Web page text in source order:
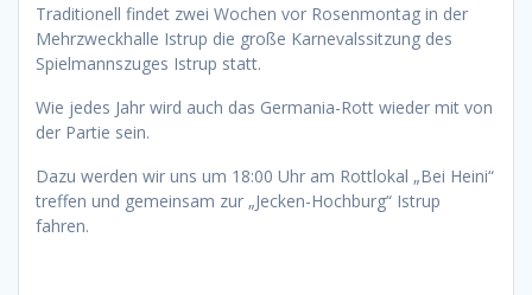
Traditionell findet zwei Wochen vor Rosenmontag in der
Mehrzweckhalle Istrup die große Karnevalssitzung des
Spielmannszuges Istrup statt.
Wie jedes Jahr wird auch das Germania-Rott wieder mit von
der Partie sein.
Dazu werden wir uns um 18:00 Uhr am Rottlokal „Bei Heini“
treffen und gemeinsam zur „Jecken-Hochburg“ Istrup
fahren.